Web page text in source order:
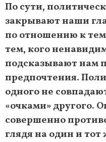
По сути,
закрывают наши
по отношению к
тем, кого
подсказывают нам
предпочтения.
одного не
«очками» другого.
совершенно
глядя на один и тот